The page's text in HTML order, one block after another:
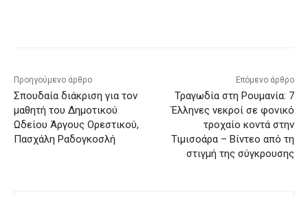
Προηγούμενο άρθρο
Σπουδαία διάκριση για τον
μαθητή του Δημοτικού
Ωδείου Άργους Ορεστικού,
Πασχάλη Ραδογκοσλή
Επόμενο άρθρο
Τραγωδία στη Ρουμανία: 7
Έλληνες νεκροί σε φονικό
τροχαίο κοντά στην
Τιμισοάρα – Βίντεο από τη
στιγμή της σύγκρουσης